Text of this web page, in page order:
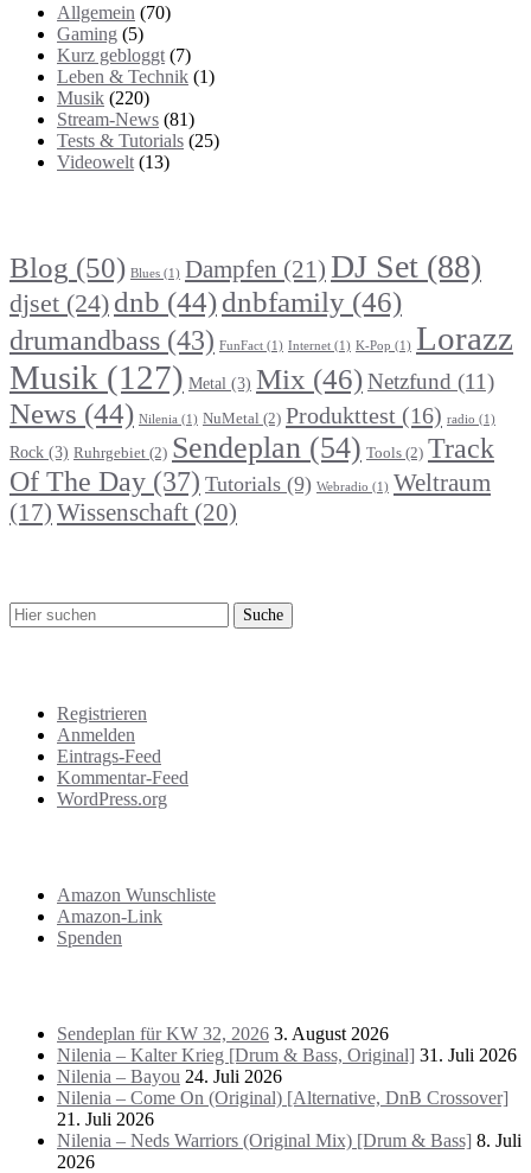
Allgemein (70)
Gaming (5)
Kurz gebloggt (7)
Leben & Technik (1)
Musik (220)
Stream-News (81)
Tests & Tutorials (25)
Videowelt (13)
Blog (50) Blues (1) Dampfen (21) DJ Set (88)
djset (24) dnb (44)dnbfamily (46)
drumandbass (43) FunFact (1) Internet (1) K-Pop (1) Lorazz
Musik (127) Metal (3) Mix (46)Netzfund (11)
News (44) Nilenia (1) NuMetal (2) Produkttest (16) radio (1)
Rock (3) Ruhrgebiet (2) Sendeplan (54) Tools (2) Track
Of The Day (37) Tutorials (9) Webradio (1) Weltraum
(17) Wissenschaft (20)
Registrieren
Anmelden
Eintrags-Feed
Kommentar-Feed
WordPress.org
Amazon Wunschliste
Amazon-Link
Spenden
Sendeplan für KW 32, 2026 3. August 2026
Nilenia – Kalter Krieg [Drum & Bass, Original] 31. Juli 2026
Nilenia – Bayou 24. Juli 2026
Nilenia – Come On (Original) [Alternative, DnB Crossover]
21. Juli 2026
Nilenia – Neds Warriors (Original Mix) [Drum & Bass] 8. Juli
2026